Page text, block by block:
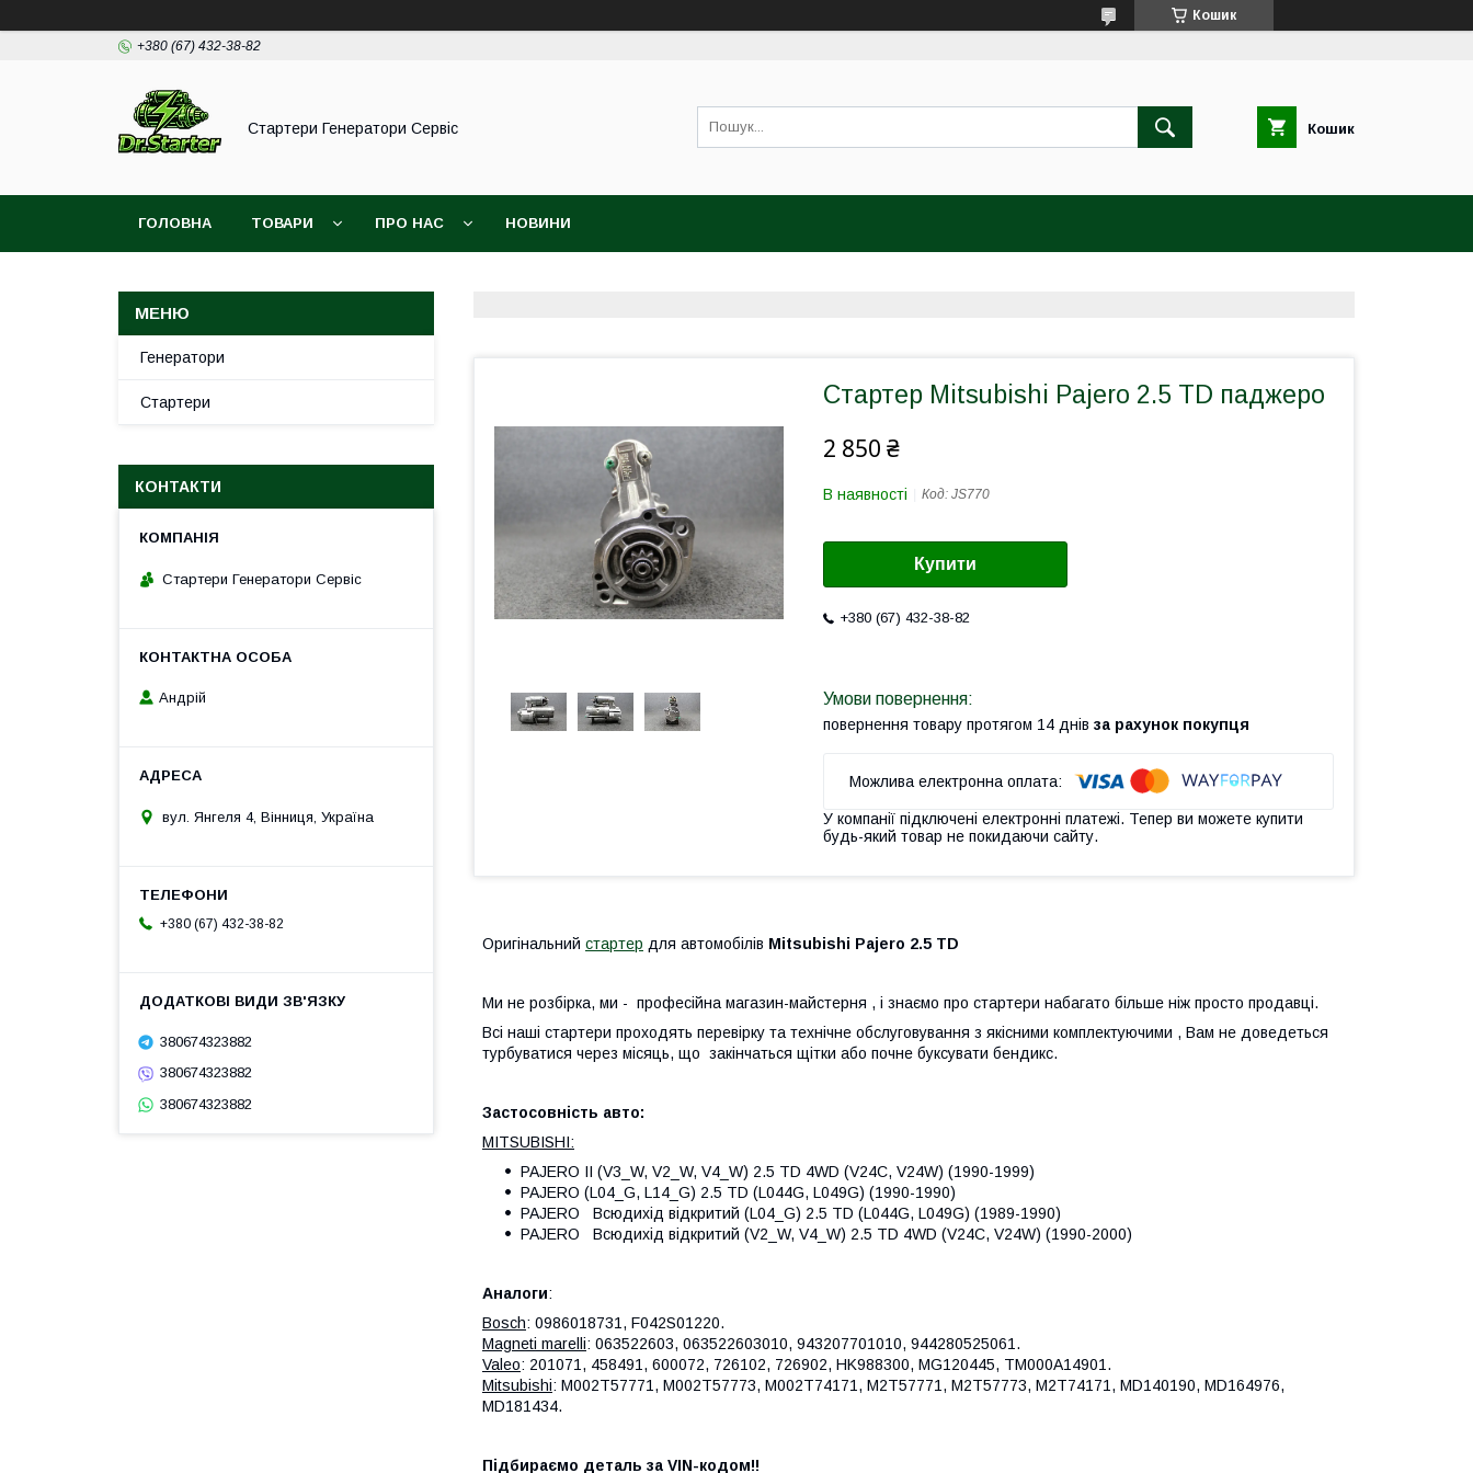
Кошик
+380 (67) 432-38-82
Стартери Генератори Сервіс Кошик
ГОЛОВНА ТОВАРИ ПРО НАС НОВИНИ
Стартер Mitsubishi Pajero 2.5 TD паджеро
2 850 ₴
В наявності Код: JS770
Купити
+380 (67) 432-38-82
повернення товару протягом 14 днів за рахунок покупця
У компанії підключені електронні платежі. Тепер ви можете купити
будь-який товар не покидаючи сайту.
Оригінальний стартер для автомобілів Mitsubishi Pajero 2.5 TD
Ми не розбірка, ми - професійна магазин-майстерня , і знаємо про стартери набагато більше ніж просто продавці.
Всі наші стартери проходять перевірку та технічне обслуговування з якісними комплектуючими , Вам не доведеться
турбуватися через місяць, що закінчаться щітки або почне буксувати бендикс.
Застосовність авто:
MITSUBISHI:
PAJERO II (V3_W, V2_W, V4_W) 2.5 TD 4WD (V24C, V24W) (1990-1999)
PAJERO (L04_G, L14_G) 2.5 TD (L044G, L049G) (1990-1990)
PAJERO Всюдихід відкритий (L04_G) 2.5 TD (L044G, L049G) (1989-1990)
PAJERO Всюдихід відкритий (V2_W, V4_W) 2.5 TD 4WD (V24C, V24W) (1990-2000)
Аналоги:
Bosch: 0986018731, F042S01220.
Magneti marelli: 063522603, 063522603010, 943207701010, 944280525061.
Valeo: 201071, 458491, 600072, 726102, 726902, HK988300, MG120445, TM000A14901.
Mitsubishi: M002T57771, M002T57773, M002T74171, M2T57771, M2T57773, M2T74171, MD140190, MD164976,
MD181434.
Підбираємо деталь за VIN-кодом!!
Генератори
Стартери
КОНТАКТИ
Стартери Генератори Сервіс
Андрій
вул. Янгеля 4, Вінниця, Україна
+380 (67) 432-38-82
380674323882
380674323882
380674323882